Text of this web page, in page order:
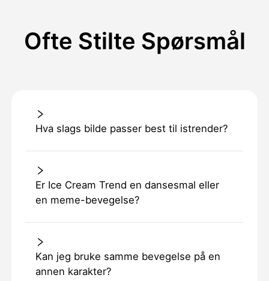
Ofte Stilte Spørsmål
Hva slags bilde passer best til istrender?
Er Ice Cream Trend en dansesmal eller
en meme-bevegelse?
Kan jeg bruke samme bevegelse på en
annen karakter?